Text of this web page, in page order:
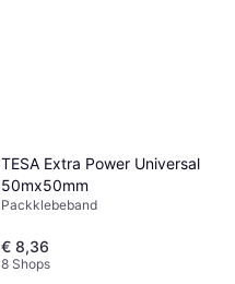
TESA Extra Power Universal
50mx50mm
Packklebeband
€ 8,36
8 Shops